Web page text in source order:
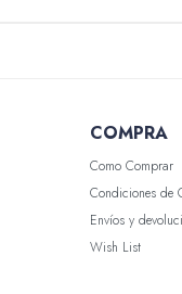
COMPRA
Como Comprar
Condiciones de
Envíos y
Wish List